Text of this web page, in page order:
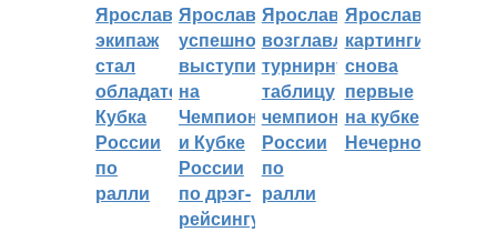
Ярославский
экипаж
стал
обладателем
Кубка
России
по
ралли
Ярославцы
успешно
выступили
на
Чемпионате
и Кубке
России
по дрэг-
рейсингу
Ярославцы
возглавляют
турнирную
таблицу
чемпионата
России
по
ралли
Ярославские
картингисты
снова
первые
на кубке
Нечерноземья